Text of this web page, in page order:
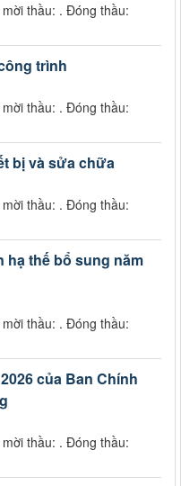
thầu: . Đóng thầu:
trình
thầu: . Đóng thầu:
bị và sửa chữa
thầu: . Đóng thầu:
thế bổ sung năm
thầu: . Đóng thầu:
của Ban Chính
thầu: . Đóng thầu: